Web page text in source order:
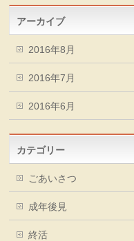
アーカイブ
2016年8月
2016年7月
2016年6月
カテゴリー
ごあいさつ
成年後見
終活